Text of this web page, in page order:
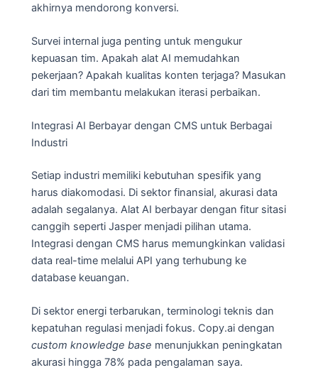
akhirnya mendorong konversi.
Survei internal juga penting untuk mengukur
kepuasan tim. Apakah alat AI memudahkan
pekerjaan? Apakah kualitas konten terjaga? Masukan
dari tim membantu melakukan iterasi perbaikan.
Integrasi AI Berbayar dengan CMS untuk Berbagai
Industri
Setiap industri memiliki kebutuhan spesifik yang
harus diakomodasi. Di sektor finansial, akurasi data
adalah segalanya. Alat AI berbayar dengan fitur sitasi
canggih seperti Jasper menjadi pilihan utama.
Integrasi dengan CMS harus memungkinkan validasi
data real-time melalui API yang terhubung ke
database keuangan.
Di sektor energi terbarukan, terminologi teknis dan
kepatuhan regulasi menjadi fokus. Copy.ai dengan
custom knowledge base menunjukkan peningkatan
akurasi hingga 78% pada pengalaman saya.